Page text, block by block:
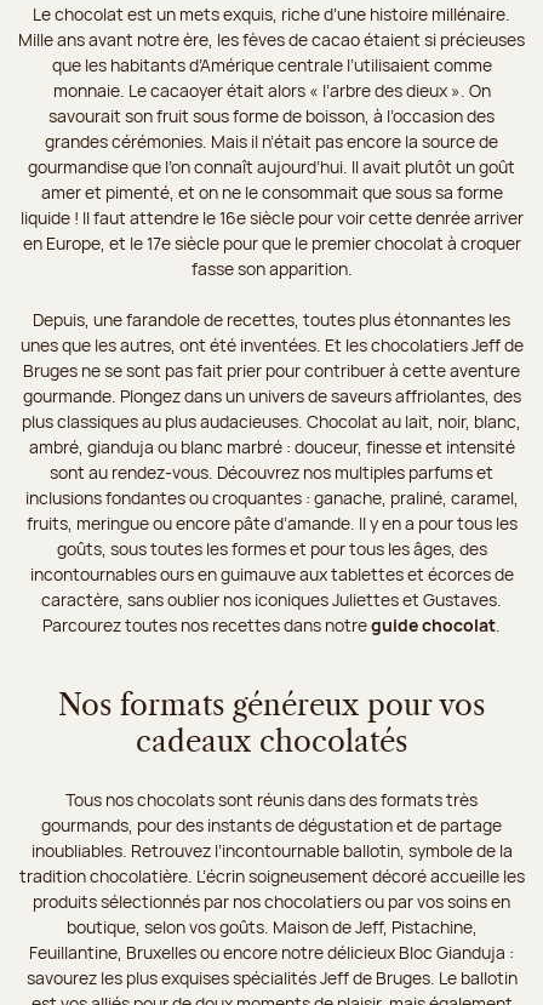
Le chocolat est un mets exquis, riche d’une histoire millénaire.
Mille ans avant notre ère, les fèves de cacao étaient si précieuses
que les habitants d’Amérique centrale l’utilisaient comme
monnaie. Le cacaoyer était alors « l’arbre des dieux ». On
savourait son fruit sous forme de boisson, à l’occasion des
grandes cérémonies. Mais il n’était pas encore la source de
gourmandise que l’on connaît aujourd’hui. Il avait plutôt un goût
amer et pimenté, et on ne le consommait que sous sa forme
liquide ! Il faut attendre le 16e siècle pour voir cette denrée arriver
en Europe, et le 17e siècle pour que le premier chocolat à croquer
fasse son apparition.
Depuis, une farandole de recettes, toutes plus étonnantes les
unes que les autres, ont été inventées. Et les chocolatiers Jeff de
Bruges ne se sont pas fait prier pour contribuer à cette aventure
gourmande. Plongez dans un univers de saveurs affriolantes, des
plus classiques au plus audacieuses. Chocolat au lait, noir, blanc,
ambré, gianduja ou blanc marbré : douceur, finesse et intensité
sont au rendez-vous. Découvrez nos multiples parfums et
inclusions fondantes ou croquantes : ganache, praliné, caramel,
fruits, meringue ou encore pâte d’amande. Il y en a pour tous les
goûts, sous toutes les formes et pour tous les âges, des
incontournables ours en guimauve aux tablettes et écorces de
caractère, sans oublier nos iconiques Juliettes et Gustaves.
Parcourez toutes nos recettes dans notreguide chocolat
Nos formats généreux pour vos
cadeaux chocolatés
Tous nos chocolats sont réunis dans des formats très
gourmands, pour des instants de dégustation et de partage
inoubliables. Retrouvez l’incontournable ballotin, symbole de la
tradition chocolatière. L’écrin soigneusement décoré accueille les
produits sélectionnés par nos chocolatiers ou par vos soins en
boutique, selon vos goûts. Maison de Jeff, Pistachine,
Feuillantine, Bruxelles ou encore notre délicieux Bloc Gianduja :
savourez les plus exquises spécialités Jeff de Bruges. Le ballotin